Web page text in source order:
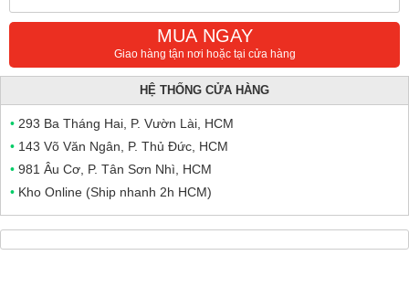
MUA NGAY
Giao hàng tận nơi hoặc tại cửa hàng
HỆ THỐNG CỬA HÀNG
• 293 Ba Tháng Hai, P. Vườn Lài, HCM
• 143 Võ Văn Ngân, P. Thủ Đức, HCM
• 981 Âu Cơ, P. Tân Sơn Nhì, HCM
• Kho Online (Ship nhanh 2h HCM)